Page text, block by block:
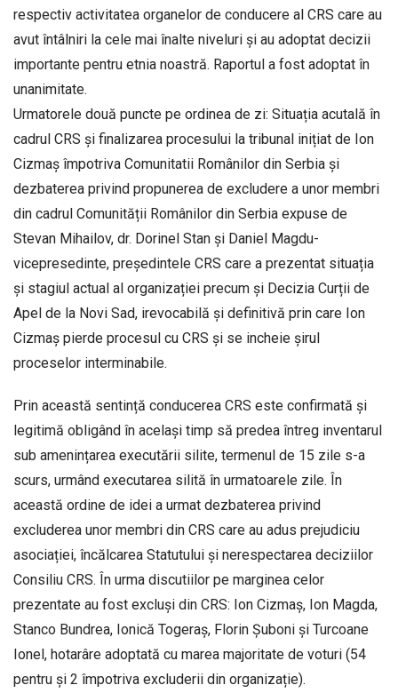
respectiv activitatea organelor de conducere al CRS care au
avut întâlniri la cele mai înalte niveluri și au adoptat decizii
importante pentru etnia noastră. Raportul a fost adoptat în
unanimitate.
Urmatorele două puncte pe ordinea de zi: Situația acutală în
cadrul CRS și finalizarea procesului la tribunal inițiat de Ion
Cizmaș împotriva Comunitatii Românilor din Serbia și
dezbaterea privind propunerea de excludere a unor membri
din cadrul Comunității Românilor din Serbia expuse de
Stevan Mihailov, dr. Dorinel Stan și Daniel Magdu-
vicepresedinte, președintele CRS care a prezentat situația
și stagiul actual al organizației precum și Decizia Curții de
Apel de la Novi Sad, irevocabilă și definitivă prin care Ion
Cizmaș pierde procesul cu CRS și se incheie șirul
proceselor interminabile.
Prin această sentință conducerea CRS este confirmată și
legitimă obligând în același timp să predea întreg inventarul
sub amenințarea executării silite, termenul de 15 zile s-a
scurs, urmând executarea silită în urmatoarele zile. În
această ordine de idei a urmat dezbaterea privind
excluderea unor membri din CRS care au adus prejudiciu
asociației, încălcarea Statutului și nerespectarea deciziilor
Consiliu CRS. În urma discutiilor pe marginea celor
prezentate au fost excluși din CRS: Ion Cizmaș, Ion Magda,
Stanco Bundrea, Ionică Togeraș, Florin Șuboni și Turcoane
Ionel, hotarâre adoptată cu marea majoritate de voturi (54
pentru și 2 împotriva excluderii din organizație).